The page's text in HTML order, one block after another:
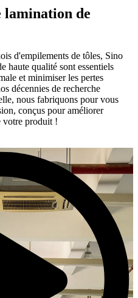
lamination de
d'empilements de tôles, Sino
haute qualité sont essentiels
et minimiser les pertes
décennies de recherche
nous fabriquons pour vous
conçus pour améliorer
votre produit !